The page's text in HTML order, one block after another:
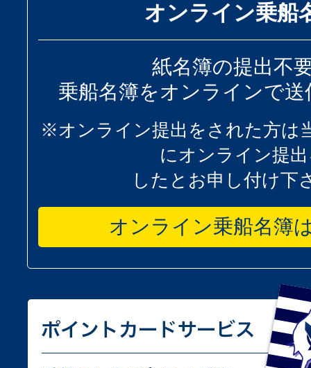
オンライン乗船
紙名簿の提出不
乗船名簿をオンラインで
※オンライン提出をされた方は
にオンライン提
したとお申し付け下
オンライン乗船名簿